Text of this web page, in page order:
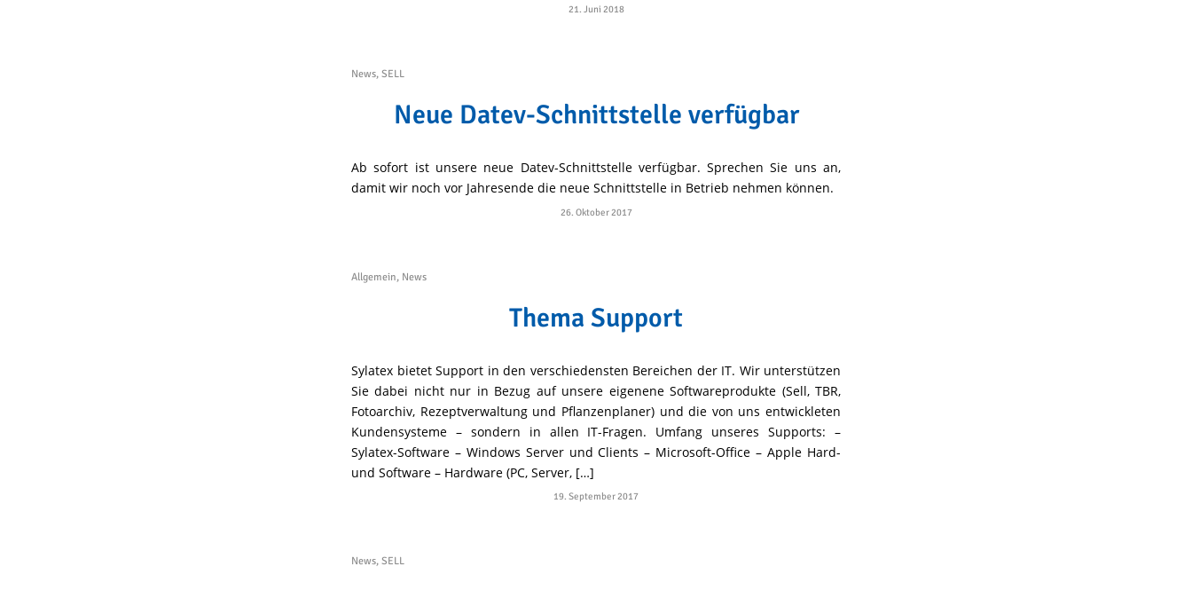
21. Juni 2018
News,SELL
Neue Datev-Schnittstelle verfügbar
Ab sofort ist unsere neue Datev-Schnittstelle verfügbar. Sprechen Sie uns an,
damit wir noch vor Jahresende die neue Schnittstelle in Betrieb nehmen können.
26. Oktober 2017
Allgemein, News
Thema Support
Sylatex bietet Support in den verschiedensten Bereichen der IT. Wir unterstützen
Sie dabei nicht nur in Bezug auf unsere eigenene Softwareprodukte (Sell, TBR,
Fotoarchiv, Rezeptverwaltung und Pflanzenplaner) und die von uns entwickleten
Kundensysteme – sondern in allen IT-Fragen. Umfang unseres Supports: –
Sylatex-Software – Windows Server und Clients – Microsoft-Office – Apple Hard-
und Software – Hardware (PC, Server, […]
19. September 2017
News,SELL